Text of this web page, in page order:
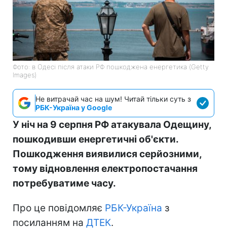
Фото: в Одесі після атаки РФ пошкоджена енергетика (Getty
Images)
Не витрачай час на шум! Читай тільки суть з
РБК-Україна у Google
У ніч на 9 серпня РФ атакувала Одещину,
пошкодивши енергетичні об'єкти.
Пошкодження виявилися серйозними,
тому відновлення електропостачання
потребуватиме часу.
Про це повідомляє РБК-Україна з
посиланням на ДТЕК.